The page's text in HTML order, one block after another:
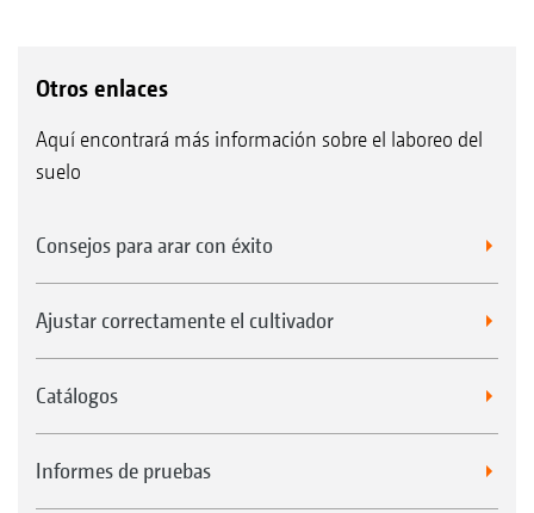
Otros enlaces
Aquí encontrará más información sobre el laboreo del
suelo
Consejos para arar con éxito
Ajustar correctamente el cultivador
Catálogos
Informes de pruebas